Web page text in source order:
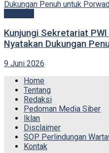
Kunjungi Sekretariat PWI
Nyatakan Dukungan
9 Juni 2026
Home
Tentang
Redaksi
Pedoman Media Siber
Iklan
Disclaimer
SOP Perlindungan
Kontak